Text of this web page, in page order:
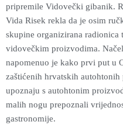
pripremile Vidovečki gibanik.
Vida Risek rekla da je osim
skupine organizirana radionica
vidovečkim proizvodima.
napomenuo je kako prvi put u
zaštićenih hrvatskih
upoznaju s autohtonim
malih nogu prepoznali
gastronomije.